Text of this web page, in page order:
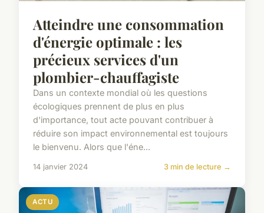
Atteindre une consommation
d'énergie optimale : les
précieux services d'un
plombier-chauffagiste
Dans un contexte mondial où les questions
écologiques prennent de plus en plus
d'importance, tout acte pouvant contribuer à
réduire son impact environnemental est toujours
le bienvenu. Alors que l'éne...
14 janvier 2024 3 min de lecture →
ACTU